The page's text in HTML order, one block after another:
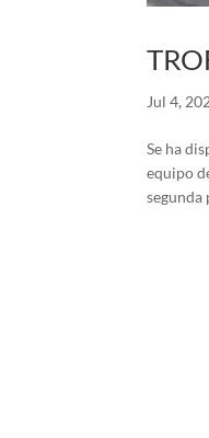
Jul 4,
Se ha
equipo
segunda